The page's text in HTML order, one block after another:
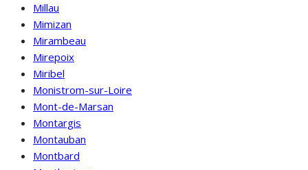
Millau
Mimizan
Mirambeau
Mirepoix
Miribel
Monistrom-sur-Loire
Mont-de-Marsan
Montargis
Montauban
Montbard